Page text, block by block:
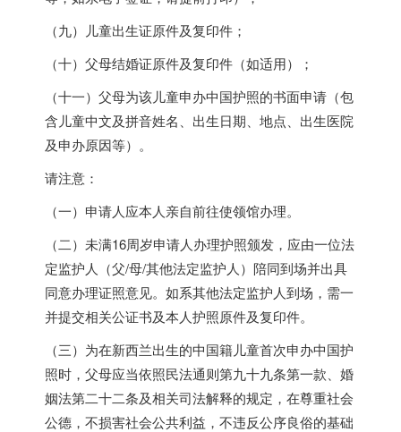
（九）儿童出生证原件及复印件；
（十）父母结婚证原件及复印件（如适用）；
（十一）父母为该儿童申办中国护照的书面申请（包
含儿童中文及拼音姓名、出生日期、地点、出生医院
及申办原因等）。
请注意：
（一）申请人应本人亲自前往使领馆办理。
（二）未满16周岁申请人办理护照颁发，应由一位法
定监护人（父/母/其他法定监护人）陪同到场并出具
同意办理证照意见。如系其他法定监护人到场，需一
并提交相关公证书及本人护照原件及复印件。
（三）为在新西兰出生的中国籍儿童首次申办中国护
照时，父母应当依照民法通则第九十九条第一款、婚
姻法第二十二条及相关司法解释的规定，在尊重社会
公德，不损害社会公共利益，不违反公序良俗的基础